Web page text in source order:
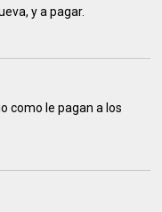
y a pagar.
como le pagan a los